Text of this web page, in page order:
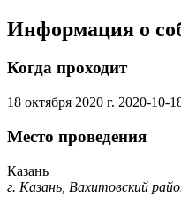
Информация о
Когда проходит
18 октября 2020 г. 2020-10-
Место проведения
Казань
г. Казань, Вахитовский